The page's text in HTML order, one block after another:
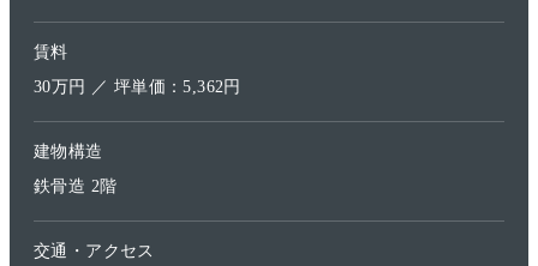
賃料
30万円 ／ 坪単価：5,362円
建物構造
鉄骨造 2階
交通・アクセス